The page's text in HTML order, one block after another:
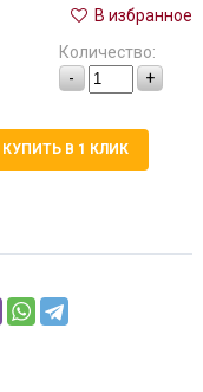
В избранное
Количество:
-
+
КУПИТЬ В 1 КЛИК